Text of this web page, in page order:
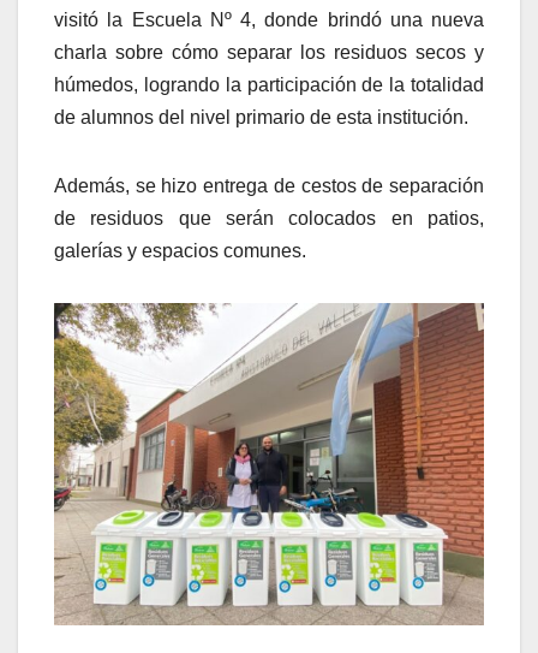
visitó la Escuela Nº 4, donde brindó una nueva
charla sobre cómo separar los residuos secos y
húmedos, logrando la participación de la totalidad
de alumnos del nivel primario de esta institución.
Además, se hizo entrega de cestos de separación
de residuos que serán colocados en patios,
galerías y espacios comunes.